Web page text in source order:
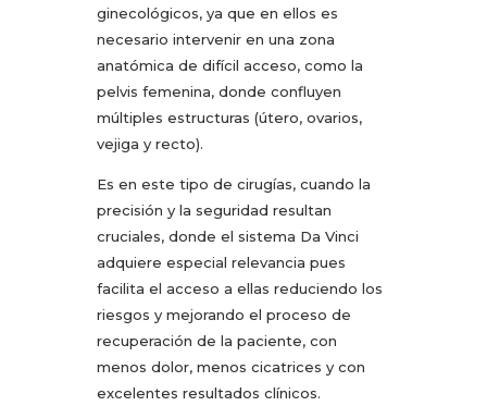
ginecológicos, ya que en ellos es
necesario intervenir en una zona
anatómica de difícil acceso, como la
pelvis femenina, donde confluyen
múltiples estructuras (útero, ovarios,
vejiga y recto).
Es en este tipo de cirugías, cuando la
precisión y la seguridad resultan
cruciales, donde el sistema Da Vinci
adquiere especial relevancia pues
facilita el acceso a ellas reduciendo los
riesgos y mejorando el proceso de
recuperación de la paciente, con
menos dolor, menos cicatrices y con
excelentes resultados clínicos.